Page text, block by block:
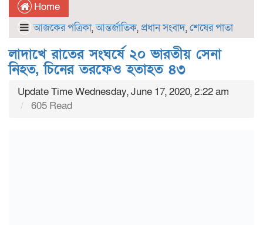
Home
আজকের পত্রিকা,আন্তর্জাতিক,প্রধান সংবাদ,শেষের পাতা
লাদাখে রাতের সংঘর্ষে ২০ ভারতীয় সেনা
নিহত, চিনের তরফেও হতাহত ৪৩
Update Time Wednesday, June 17, 2020, 2:22 am
605 Read